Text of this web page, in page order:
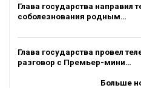
Глава государства направил
соболезнования родным…
Глава государства провел
разговор с Премьер-мини…
Больше